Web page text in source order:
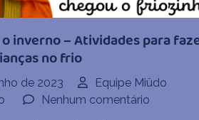
inverno – Atividades para
no frio
de 2023
Equipe Miüdo
Nenhum comentárioem